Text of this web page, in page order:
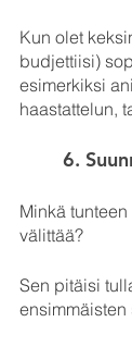
Kun olet
budjettiisi)
esimerkiksi
haastattelun,
6.
Minkä
välittää?
Sen pitäisi